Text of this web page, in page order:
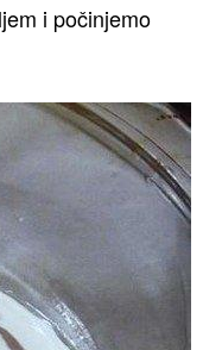
i počinjemo